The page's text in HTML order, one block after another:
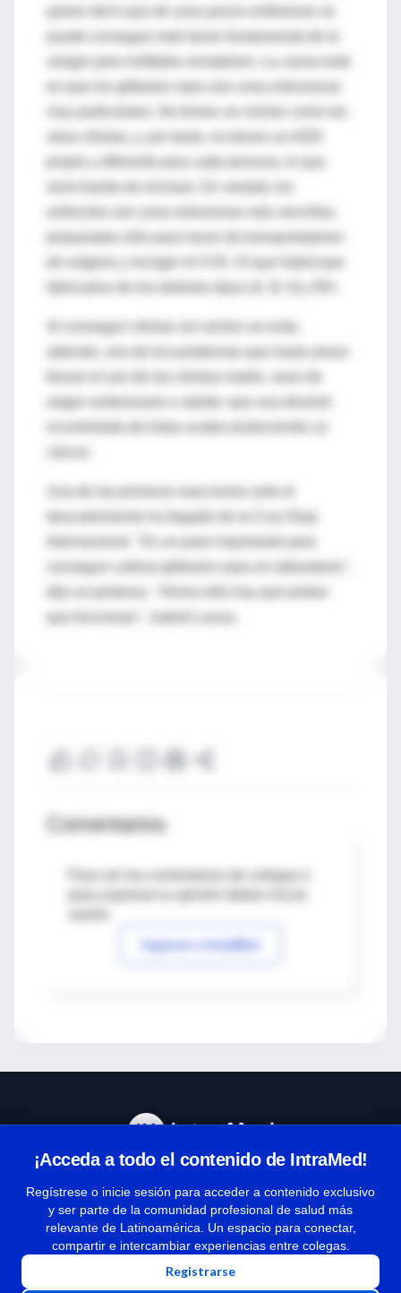
puede conseguir este factor fundamental de la
sangre para múltiples receptores. La causa está
de oxígeno y recoger el CO2. Sí que habrá que
Al conseguir células sin núcleo se evita,
origen embrionario o adulto: que una división
descubrimiento ha llegado de la Cruz Roja
Internacional. "Es un paso importante para
conseguir cultivar glóbulos rojos en laboratorio",
Comentarios
Para ver los comentarios de colegas o
Ingresar a IntraMed
¡Acceda a todo el contenido de IntraMed!
Regístrese o inicie sesión para acceder a contenido exclusivo
y ser parte de la comunidad profesional de salud más
relevante de Latinoamérica. Un espacio para conectar,
compartir e intercambiar experiencias entre colegas.
Registrarse
Términos y condiciones
| Políticas de privacidad
| Todos los derechos reservados | Copyright 1997-2026